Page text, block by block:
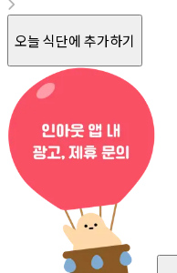
오늘 식단에 추가하기